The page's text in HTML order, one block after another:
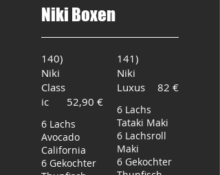
Niki Boxen
140)
Niki
Class
ic
6 Lachs
Avocado
California
6 Gekochter
52,90 €
141)
Niki
Luxus
6 Lachs
Tataki Maki
6 Lachsroll
Maki
6 Gekochter
82 €